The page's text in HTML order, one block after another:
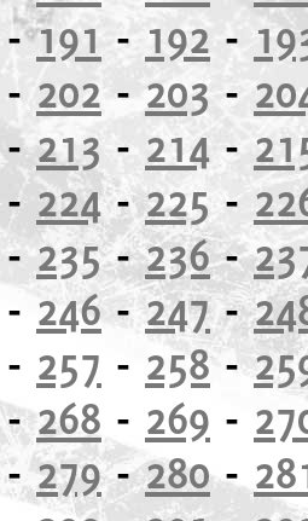
-191- 192 -
- 202-203 -
213 - 214 -
224-225-
-235-236-
- 246-247-
- 257 - 258-
268 - 269 -
279-280-